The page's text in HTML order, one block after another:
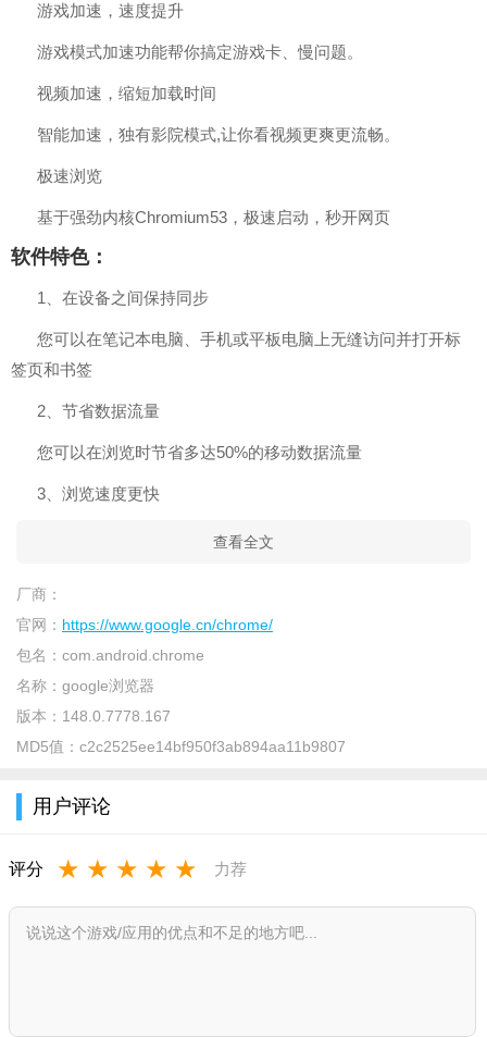
游戏加速，速度提升
游戏模式加速功能帮你搞定游戏卡、慢问题。
视频加速，缩短加载时间
智能加速，独有影院模式,让你看视频更爽更流畅。
极速浏览
基于强劲内核Chromium53，极速启动，秒开网页
软件特色：
1、在设备之间保持同步
您可以在笔记本电脑、手机或平板电脑上无缝访问并打开标
签页和书签
2、节省数据流量
您可以在浏览时节省多达50%的移动数据流量
3、浏览速度更快
查看全文
厂商：
官网： https://www.google.cn/chrome/
包名： com.android.chrome
名称： google浏览器
版本： 148.0.7778.167
MD5值： c2c2525ee14bf950f3ab894aa11b9807
用户评论
评分 ★ ★ ★ ★ ★ 力荐